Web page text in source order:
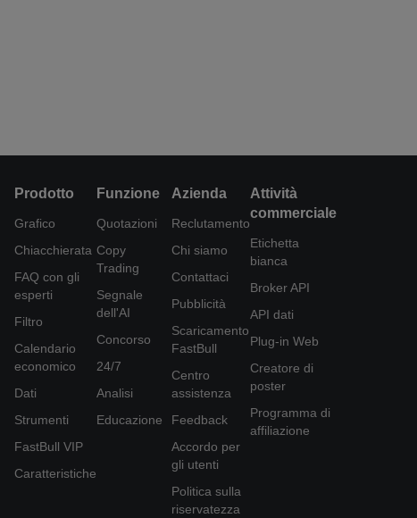
Prodotto
Grafico
Chiacchierata
FAQ con gli
esperti
Filtro
Calendario
economico
Dati
Strumenti
FastBull VIP
Caratteristiche
Funzione
Quotazioni
Copy
Trading
Segnale
dell'AI
Concorso
24/7
Analisi
Educazione
Azienda
Reclutamento
Chi siamo
Contattaci
Pubblicità
Scaricamento
FastBull
Centro
assistenza
Feedback
Accordo per
gli utenti
Politica sulla
riservatezza
Attività
commerciale
Etichetta
bianca
Broker API
API dati
Plug-in Web
Creatore di
poster
Programma di
affiliazione